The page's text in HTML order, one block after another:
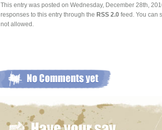
This entry was posted on Wednesday, December 28th,
responses to this entry through the RSS 2.0 feed. You can
not allowed.